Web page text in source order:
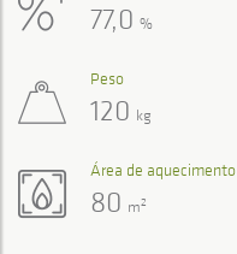
77,0 %
Área de aquecimento
80 m2
Peso
120 kg